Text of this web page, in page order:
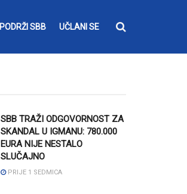
PODRŽI SBB UČLANI SE
SBB TRAŽI ODGOVORNOST ZA
SKANDAL U IGMANU: 780.000
EURA NIJE NESTALO
SLUČAJNO
PRIJE 1 SEDMICA